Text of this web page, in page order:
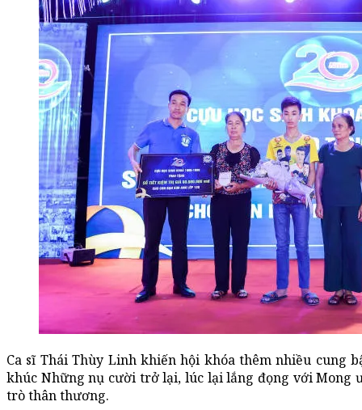
Ca sĩ Thái Thùy Linh khiến hội khóa thêm nhiều cung
khúc Những nụ cười trở lại, lúc lại lắng đọng với Mong
trò thân thương.